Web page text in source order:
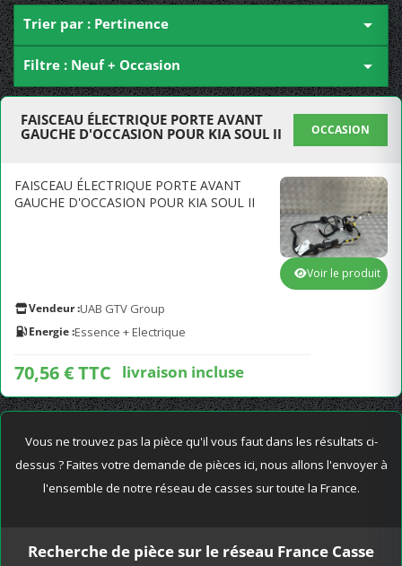
Trier par : Pertinence 
Filtre : Neuf + Occasion 
FAISCEAU ÉLECTRIQUE PORTE AVANT
GAUCHE D'OCCASION POUR KIA SOUL II
OCCASION
FAISCEAU ÉLECTRIQUE PORTE AVANT
GAUCHE D'OCCASION POUR KIA SOUL II
Vendeur :UAB GTV Group
Energie :Essence + Electrique
70,56 € TTC livraison incluse
Voir le produit
Vous ne trouvez pas la pièce qu'il vous faut dans les résultats ci-
dessus ? Faites votre demande de pièces ici, nous allons l'envoyer à
l'ensemble de notre réseau de casses sur toute la France.
Recherche de pièce sur le réseau France Casse